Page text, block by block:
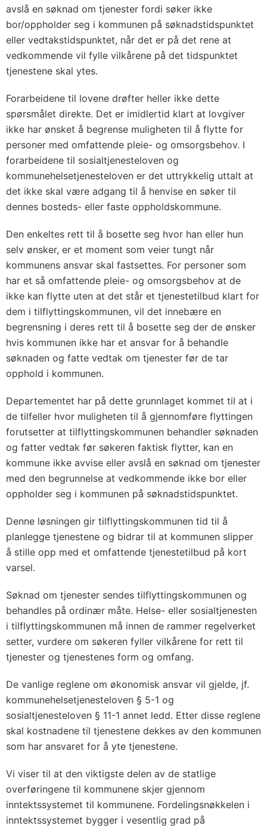
avslå en søknad om tjenester fordi søker ikke
bor/oppholder seg i kommunen på søknadstidspunktet
eller vedtakstidspunktet, når det er på det rene at
vedkommende vil fylle vilkårene på det tidspunktet
tjenestene skal ytes.
Forarbeidene til lovene drøfter heller ikke dette
spørsmålet direkte. Det er imidlertid klart at lovgiver
ikke har ønsket å begrense muligheten til å flytte for
personer med omfattende pleie- og omsorgsbehov. I
forarbeidene til sosialtjenesteloven og
kommunehelsetjenesteloven er det uttrykkelig uttalt at
det ikke skal være adgang til å henvise en søker til
dennes bosteds- eller faste oppholdskommune.
Den enkeltes rett til å bosette seg hvor han eller hun
selv ønsker, er et moment som veier tungt når
kommunens ansvar skal fastsettes. For personer som
har et så omfattende pleie- og omsorgsbehov at de
ikke kan flytte uten at det står et tjenestetilbud klart for
dem i tilflyttingskommunen, vil det innebære en
begrensning i deres rett til å bosette seg der de ønsker
hvis kommunen ikke har et ansvar for å behandle
søknaden og fatte vedtak om tjenester før de tar
opphold i kommunen.
Departementet har på dette grunnlaget kommet til at i
de tilfeller hvor muligheten til å gjennomføre flyttingen
forutsetter at tilflyttingskommunen behandler søknaden
og fatter vedtak før søkeren faktisk flytter, kan en
kommune ikke avvise eller avslå en søknad om tjenester
med den begrunnelse at vedkommende ikke bor eller
oppholder seg i kommunen på søknadstidspunktet.
Denne løsningen gir tilflyttingskommunen tid til å
planlegge tjenestene og bidrar til at kommunen slipper
å stille opp med et omfattende tjenestetilbud på kort
varsel.
Søknad om tjenester sendes tilflyttingskommunen og
behandles på ordinær måte. Helse- eller sosialtjenesten
i tilflyttingskommunen må innen de rammer regelverket
setter, vurdere om søkeren fyller vilkårene for rett til
tjenester og tjenestenes form og omfang.
De vanlige reglene om økonomisk ansvar vil gjelde, jf.
kommunehelsetjenesteloven § 5-1 og
sosialtjenesteloven § 11-1 annet ledd. Etter disse reglene
skal kostnadene til tjenestene dekkes av den kommunen
som har ansvaret for å yte tjenestene.
Vi viser til at den viktigste delen av de statlige
overføringene til kommunene skjer gjennom
inntektssystemet til kommunene. Fordelingsnøkkelen i
inntektssystemet bygger i vesentlig grad på